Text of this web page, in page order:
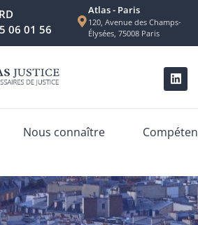
06 01 56
Atlas - Paris
120, Avenue des Champs-
Élysées, 75008 Paris
Nous connaître